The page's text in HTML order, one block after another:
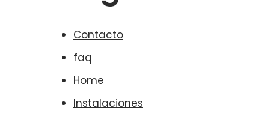
Contacto
faq
Home
Instalaciones